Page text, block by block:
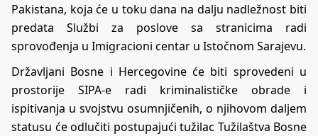
Pakistana, koja će u toku dana na dalju nadležnost biti
predata Službi za poslove sa stranicima radi
sprovođenja u Imigracioni centar u Istočnom Sarajevu.
Državljani Bosne i Hercegovine će biti sprovedeni u
prostorije SIPA-e radi kriminalističke obrade i
ispitivanja u svojstvu osumnjičenih, o njihovom daljem
statusu će odlučiti postupajući tužilac Tužilaštva Bosne